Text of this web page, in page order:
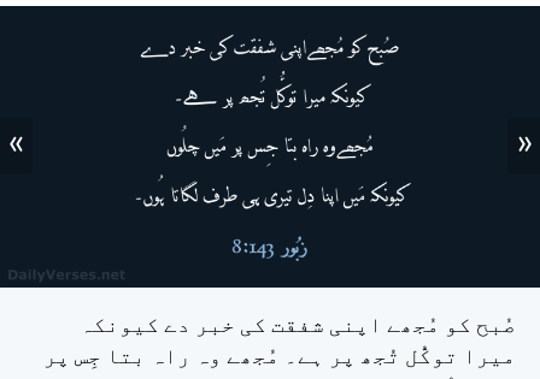
«
»
صُبح کو مُجھے اپنی شفقت کی خبر دے کیونکہ
میرا توکُّل تُجھ پر ہے۔ مُجھے وہ راہ بتا جِس پر